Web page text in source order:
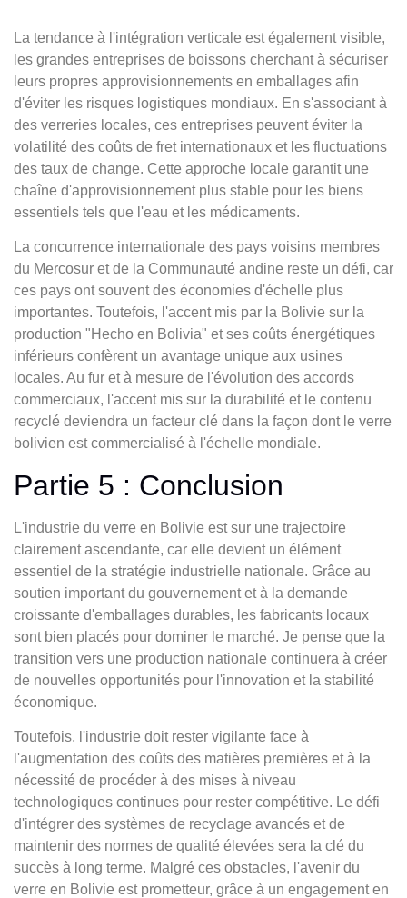
La tendance à l'intégration verticale est également visible,
les grandes entreprises de boissons cherchant à sécuriser
leurs propres approvisionnements en emballages afin
d'éviter les risques logistiques mondiaux. En s'associant à
des verreries locales, ces entreprises peuvent éviter la
volatilité des coûts de fret internationaux et les fluctuations
des taux de change. Cette approche locale garantit une
chaîne d'approvisionnement plus stable pour les biens
essentiels tels que l'eau et les médicaments.
La concurrence internationale des pays voisins membres
du Mercosur et de la Communauté andine reste un défi, car
ces pays ont souvent des économies d'échelle plus
importantes. Toutefois, l'accent mis par la Bolivie sur la
production "Hecho en Bolivia" et ses coûts énergétiques
inférieurs confèrent un avantage unique aux usines
locales. Au fur et à mesure de l'évolution des accords
commerciaux, l'accent mis sur la durabilité et le contenu
recyclé deviendra un facteur clé dans la façon dont le verre
bolivien est commercialisé à l'échelle mondiale.
Partie 5 : Conclusion
L'industrie du verre en Bolivie est sur une trajectoire
clairement ascendante, car elle devient un élément
essentiel de la stratégie industrielle nationale. Grâce au
soutien important du gouvernement et à la demande
croissante d'emballages durables, les fabricants locaux
sont bien placés pour dominer le marché. Je pense que la
transition vers une production nationale continuera à créer
de nouvelles opportunités pour l'innovation et la stabilité
économique.
Toutefois, l'industrie doit rester vigilante face à
l'augmentation des coûts des matières premières et à la
nécessité de procéder à des mises à niveau
technologiques continues pour rester compétitive. Le défi
d'intégrer des systèmes de recyclage avancés et de
maintenir des normes de qualité élevées sera la clé du
succès à long terme. Malgré ces obstacles, l'avenir du
verre en Bolivie est prometteur, grâce à un engagement en